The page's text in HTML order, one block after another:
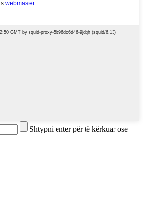
Shtypni enter për të kërkuar ose